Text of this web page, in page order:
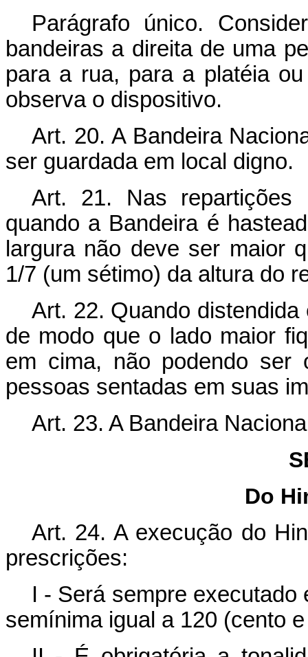
Parágrafo único.
bandeiras a direita de uma
para a rua, para a platéia
observa o dispositivo.
Art. 20. A Bandeira
ser guardada em local digno.
Art. 21. Nas repartições
quando a Bandeira é
largura não deve ser maior
1/7 (um sétimo) da altura do
Art. 22. Quando
de modo que o lado maior
em cima, não podendo ser
pessoas sentadas em suas
Art. 23. A Bandeira
Do
Art. 24. A execução do
prescrições:
I - Será sempre executado
semínima igual a 120 (cento